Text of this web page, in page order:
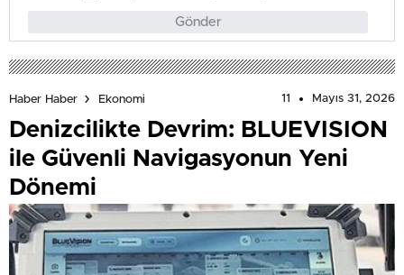
Gönder
Haber Haber Ekonomi 11 Mayıs 31, 2026
Denizcilikte Devrim: BLUEVISION
ile Güvenli Navigasyonun Yeni
Dönemi